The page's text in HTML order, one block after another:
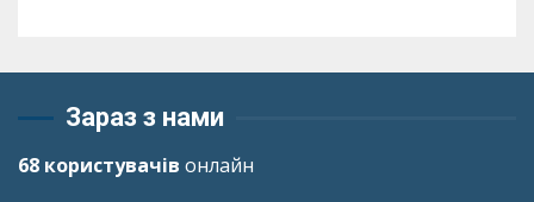
Зараз з нами
68 користувачів онлайн